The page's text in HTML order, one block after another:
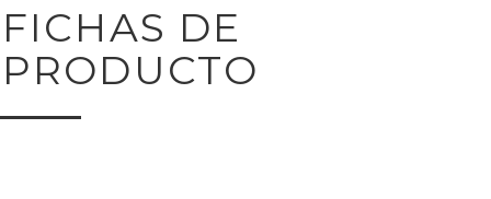
FICHAS DE
PRODUCTO